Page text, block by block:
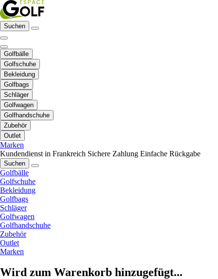
Suchen
Golfbälle
Golfschuhe
Bekleidung
Golfbags
Schläger
Golfwagen
Golfhandschuhe
Zubehör
Outlet
Marken
Kundendienst in Frankreich Sichere Zahlung Einfache Rückgabe
Suchen
Golfbälle
Golfschuhe
Bekleidung
Golfbags
Schläger
Golfwagen
Golfhandschuhe
Zubehör
Outlet
Marken
Wird zum Warenkorb hinzugefügt...